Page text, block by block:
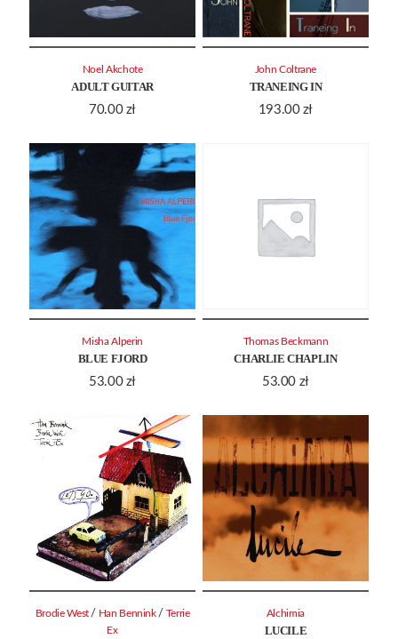
ADULT GUITAR
70.00 zł
Noel Akchote
TRANEING IN
193.00 zł
John Coltrane
BLUE FJORD
53.00 zł
Misha Alperin
CHARLIE CHAPLIN
53.00 zł
Thomas Beckmann
Brodie West / Han Bennink / Terrie
Ex
LUCILE
Alchimia